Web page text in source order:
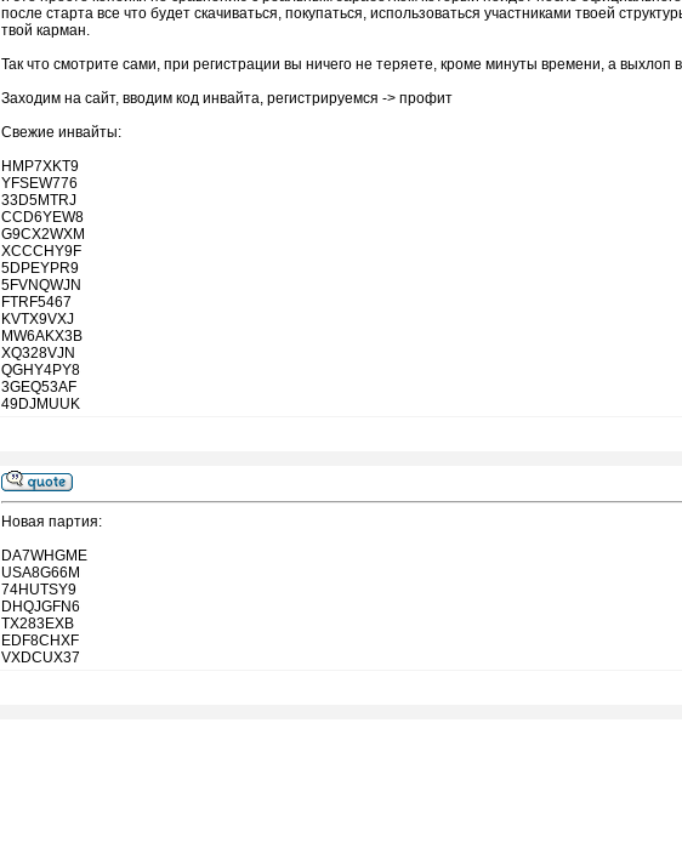
после старта все что будет скачиваться, покупаться, использоваться участниками твоей
твой карман.
Так что смотрите сами, при регистрации вы ничего не теряете, кроме минуты времени, а выхлоп
Заходим на сайт, вводим код инвайта, регистрируемся -> профит
Свежие инвайты:
HMP7XKT9
YFSEW776
33D5MTRJ
CCD6YEW8
G9CX2WXM
XCCCHY9F
5DPEYPR9
5FVNQWJN
FTRF5467
KVTX9VXJ
MW6AKX3B
XQ328VJN
QGHY4PY8
3GEQ53AF
49DJMUUK
Новая партия:
DA7WHGME
USA8G66M
74HUTSY9
DHQJGFN6
TX283EXB
EDF8CHXF
VXDCUX37